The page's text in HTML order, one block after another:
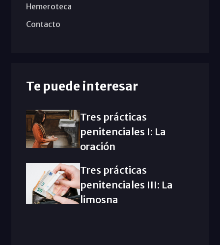
Hemeroteca
Contacto
Te puede interesar
Tres prácticas
penitenciales I: La
oración
Tres prácticas
penitenciales III: La
limosna